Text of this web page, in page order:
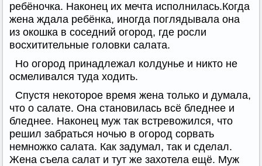
ребёночка. Наконец их мечта исполнилась.Когда
жена ждала ребёнка, иногда поглядывала она
из окошка в соседний огород, где росли
восхитительные головки салата.
Но огород принадлежал колдунье и никто не
осмеливался туда ходить.
Спустя некоторое время жена только и думала,
что о салате. Она становилась всё бледнее и
бледнее. Наконец муж так встревожился, что
решил забраться ночью в огород сорвать
немножко салата. Как задумал, так и сделал.
Жена съела салат и тут же захотела ещё. Муж